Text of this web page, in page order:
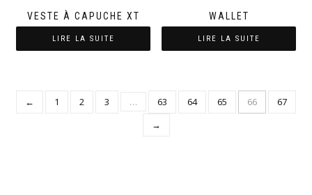
VESTE À CAPUCHE XT
LIRE LA SUITE
WALLET
LIRE LA SUITE
← 1 2 3 … 63 64 65 66
67
→